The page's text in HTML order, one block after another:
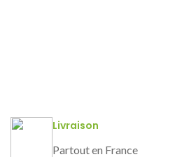
Livraison
Partout en France